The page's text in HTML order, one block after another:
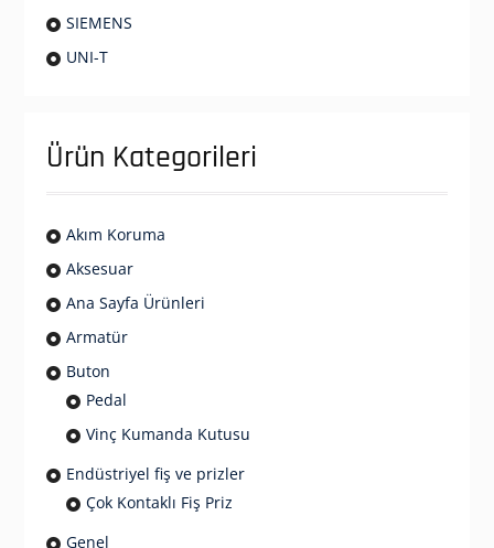
SIEMENS
UNI-T
Ürün Kategorileri
Akım Koruma
Aksesuar
Ana Sayfa Ürünleri
Armatür
Buton
Pedal
Vinç Kumanda Kutusu
Endüstriyel fiş ve prizler
Çok Kontaklı Fiş Priz
Genel